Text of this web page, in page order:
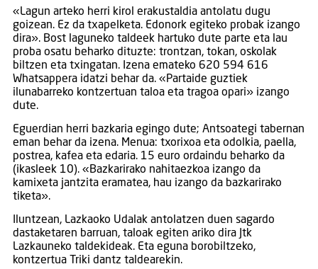
«Lagun arteko herri kirol erakustaldia antolatu dugu
goizean. Ez da txapelketa. Edonork egiteko probak izango
dira». Bost laguneko taldeek hartuko dute parte eta lau
proba osatu beharko dituzte: trontzan, tokan, oskolak
biltzen eta txingatan. Izena emateko 620 594 616
Whatsappera idatzi behar da. «Partaide guztiek
ilunabarreko kontzertuan taloa eta tragoa opari» izango
dute.
Eguerdian herri bazkaria egingo dute; Antsoategi tabernan
eman behar da izena. Menua: txorixoa eta odolkia, paella,
postrea, kafea eta edaria. 15 euro ordaindu beharko da
(ikasleek 10). «Bazkarirako nahitaezkoa izango da
kamixeta jantzita eramatea, hau izango da bazkarirako
tiketa».
Iluntzean, Lazkaoko Udalak antolatzen duen sagardo
dastaketaren barruan, taloak egiten ariko dira Jtk
Lazkauneko taldekideak. Eta eguna borobiltzeko,
kontzertua Triki dantz taldearekin.